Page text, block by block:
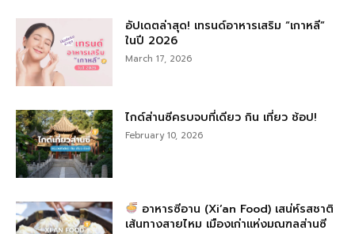
อัปเดตล่าสุด! เทรนด์อาหารเสริม “เกาหลี”
ในปี 2026
March 17, 2026
ไกด์ส่านซีครบจบที่เดียว กิน เที่ยว ช้อป!
February 10, 2026
อาหารซีอาน (Xi’an Food) เสน่ห์รสชาติ
เส้นทางสายไหม เมืองเก่าแห่งมณฑลส่านซี